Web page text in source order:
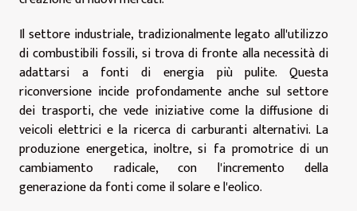
Il settore industriale, tradizionalmente legato all'utilizzo
di combustibili fossili, si trova di fronte alla necessità di
adattarsi a fonti di energia più pulite. Questa
riconversione incide profondamente anche sul settore
dei trasporti, che vede iniziative come la diffusione di
veicoli elettrici e la ricerca di carburanti alternativi. La
produzione energetica, inoltre, si fa promotrice di un
cambiamento radicale, con l'incremento della
generazione da fonti come il solare e l'eolico.